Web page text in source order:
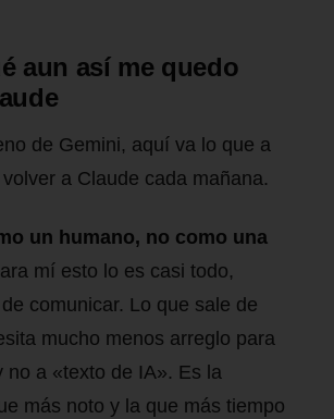
aun así me quedo
de Gemini, aquí va lo que a
a Claude cada mañana.
un humano, no como una
mí esto lo es casi todo,
comunicar. Lo que sale de
mucho menos arreglo para
no a «texto de IA». Es la
más noto y la que más tiempo